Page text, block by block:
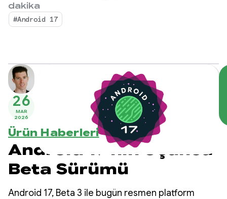
cihazlar piyasaya sürülecek.
dakika
#Android 17
26
MAR
2026
Ürün Haberleri
Android 17'nin Üçüncü
Beta Sürümü
Android 17, Beta 3 ile bugün resmen platform